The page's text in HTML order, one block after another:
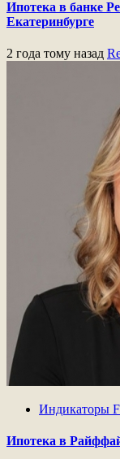
Ипотека в банке
Екатеринбурге
2 года тому назад
Индикаторы
Ипотека в